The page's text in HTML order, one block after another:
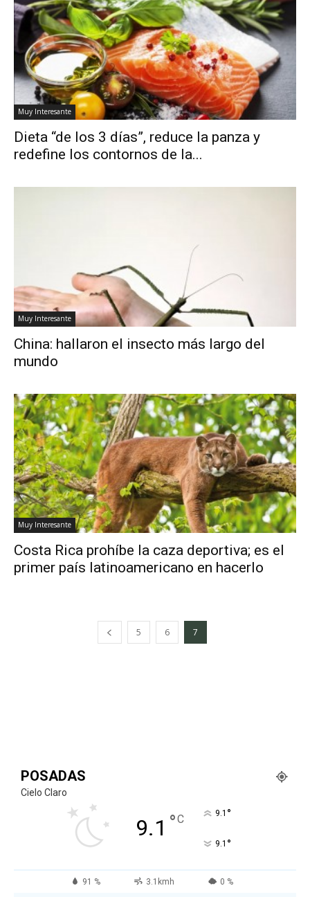
Muy Interesante
Dieta “de los 3 días”, reduce la panza y
redefine los contornos de la...
Muy Interesante
China: hallaron el insecto más largo del
mundo
Muy Interesante
Costa Rica prohíbe la caza deportiva; es el
primer país latinoamericano en hacerlo
5 6 7
POSADAS
Cielo Claro
9.1 °C 9.1 °
9.1 °
91 % 3.1kmh 0 %